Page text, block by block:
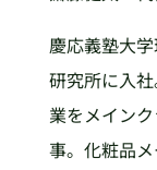
慶応義塾大
研究所に入
業をメイン
事。化粧品